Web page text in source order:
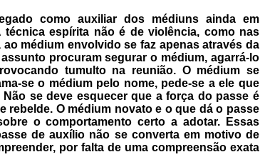
como auxiliar dos médiuns ainda em
espírita não é de violência, como nas
médium envolvido se faz apenas através da
procuram segurar o médium, agarrá-lo
tumulto na reunião. O médium se
se o médium pelo nome, pede-se a ele que
se deve esquecer que a força do passe é
rebelde. O médium novato e o que dá o passe
o comportamento certo a adotar. Essas
de auxílio não se converta em motivo de
por falta de uma compreensão exata